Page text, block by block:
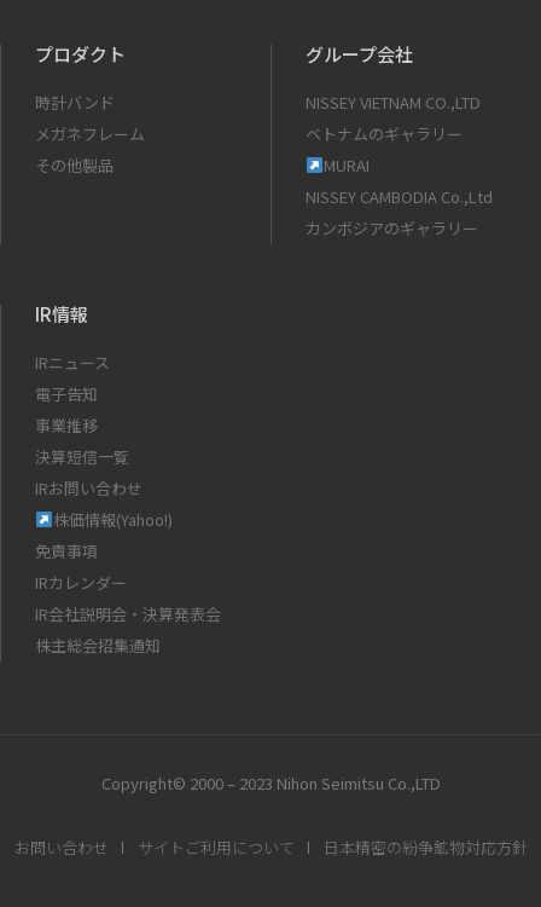
プロダクト
時計バンド
メガネフレーム
その他製品
グループ会社
NISSEY VIETNAM CO.,LTD
ベトナムのギャラリー
MURAI
NISSEY CAMBODIA Co.,Ltd
カンボジアのギャラリー
IR情報
IRニュース
電子告知
事業推移
決算短信一覧
IRお問い合わせ
株価情報(Yahoo!)
免責事項
IRカレンダー
IR会社説明会・決算発表会
株主総会招集通知
Copyright© 2000 – 2023 Nihon Seimitsu Co.,LTD
お問い合わせ サイトご利用について 日本精密の紛争鉱物対応方針